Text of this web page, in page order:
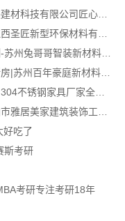
南湖区装修家居专业嘉兴家美建材科技有限公司匠心打造品质家
性价比高旧房翻新二手房案例-苏州兔哥哥智装新材料有限公司
苏州本地全包家装施工报价新房|苏州百年豪庭新材料有限公司
江苏东钢金属科技有限公司：304不锈钢家具厂家全国地址
好吃了
斯考研
考研专注考研18年